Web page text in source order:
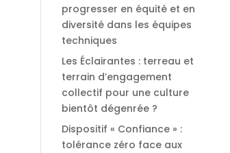
progresser en équité et en
diversité dans les équipes
techniques
Les Éclairantes : terreau et
terrain d’engagement
collectif pour une culture
bientôt dégenrée ?
Dispositif « Confiance » :
tolérance zéro face aux